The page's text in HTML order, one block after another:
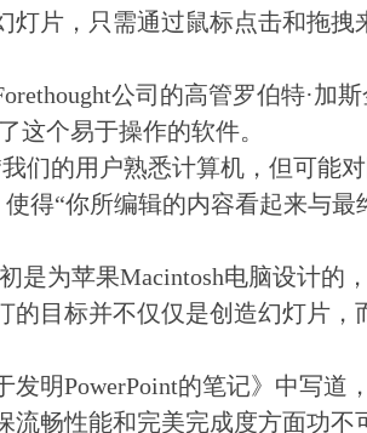
片，只需通过鼠标点击和拖拽
公司的高管罗伯特·加
这个易于操作的软件。
们的用户熟悉计算机，但可能
得“你所编辑的内容看起来与最
是为苹果Macintosh电脑设计的
的目标并不仅仅是创造幻灯片，
明PowerPoint的笔记》中写道
流畅性能和完美完成度方面功不